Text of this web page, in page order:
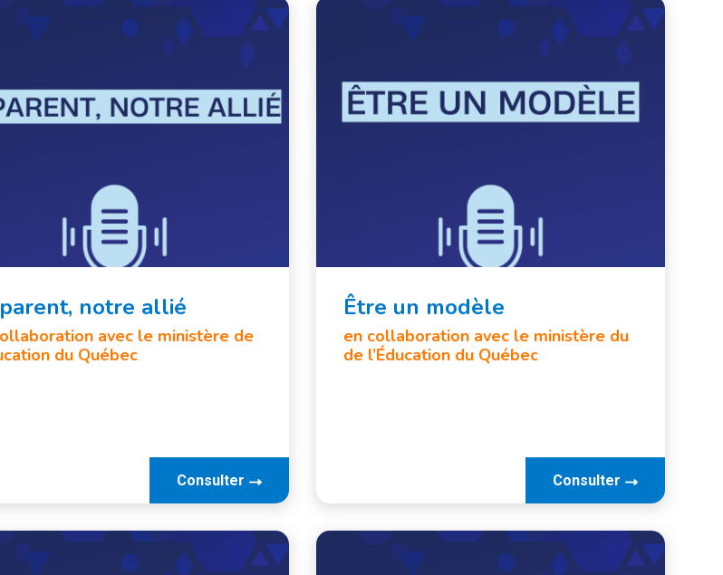
notre allié
avec le ministère de
du Québec
Consulter
Être un modèle
en collaboration avec le ministère du
de l’Éducation du Québec
Consulter